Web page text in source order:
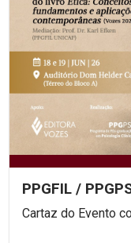
PPGFIL /
Cartaz do Evento